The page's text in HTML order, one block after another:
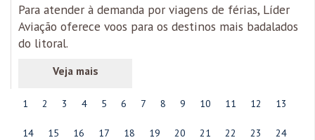
Para atender à demanda por viagens de férias, Líder
Aviação oferece voos para os destinos mais badalados
do litoral.
1 2 3 4 5 6 7 8 9 10 11 12 13
14 15 16 17 18 19 20 21 22 23 24